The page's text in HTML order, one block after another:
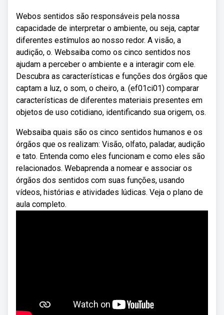
Webos sentidos são responsáveis pela nossa
capacidade de interpretar o ambiente, ou seja, captar
diferentes estímulos ao nosso redor. A visão, a
audição, o. Websaiba como os cinco sentidos nos
ajudam a perceber o ambiente e a interagir com ele.
Descubra as características e funções dos órgãos que
captam a luz, o som, o cheiro, a. (ef01ci01) comparar
características de diferentes materiais presentes em
objetos de uso cotidiano, identificando sua origem, os.
Websaiba quais são os cinco sentidos humanos e os
órgãos que os realizam: Visão, olfato, paladar, audição
e tato. Entenda como eles funcionam e como eles são
relacionados. Webaprenda a nomear e associar os
órgãos dos sentidos com suas funções, usando
vídeos, histórias e atividades lúdicas. Veja o plano de
aula completo.